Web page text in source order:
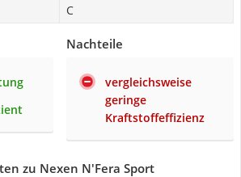
C
Nachteile
vergleichsweise
geringe
Kraftstoffeffizienz
zu Nexen N'Fera Sport